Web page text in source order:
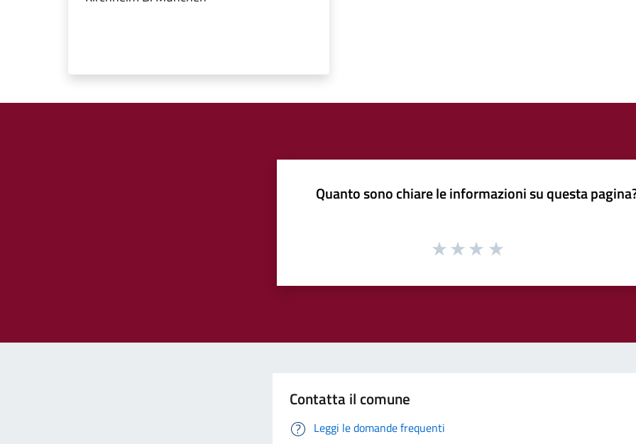
Quanto sono chiare le informazioni su questa
Contatta il comune
Leggi le domande frequenti